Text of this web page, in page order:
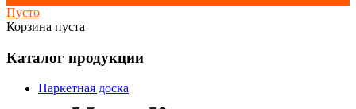
Пусто
Корзина пуста
Каталог продукции
Паркетная доска